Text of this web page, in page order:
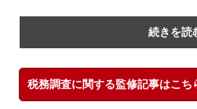
続きを読
税務調査に関する監修記事はこち